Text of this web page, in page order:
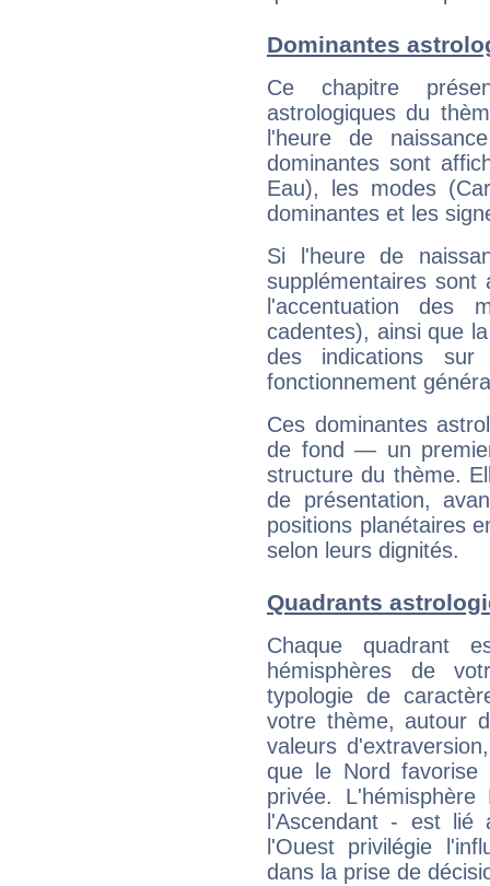
Dominantes
Ce chapitre
astrologiques du
l'heure de
dominantes sont
Eau), les modes
dominantes et les
Si l'heure de
supplémentaires sont
l'accentuation des
cadentes), ainsi que
des indications sur
fonctionnement
Ces dominantes
de fond — un
structure du thème.
de présentation,
positions planétaires
selon leurs dignités.
Quadrants
Chaque quadrant
hémisphères de
typologie de
votre thème, autour
valeurs
que le Nord favorise
privée.
l'Ascendant - est
l'Ouest privilégie
dans la prise de